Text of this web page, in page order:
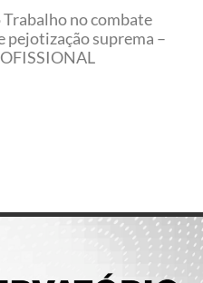
no combate
pejotização suprema –